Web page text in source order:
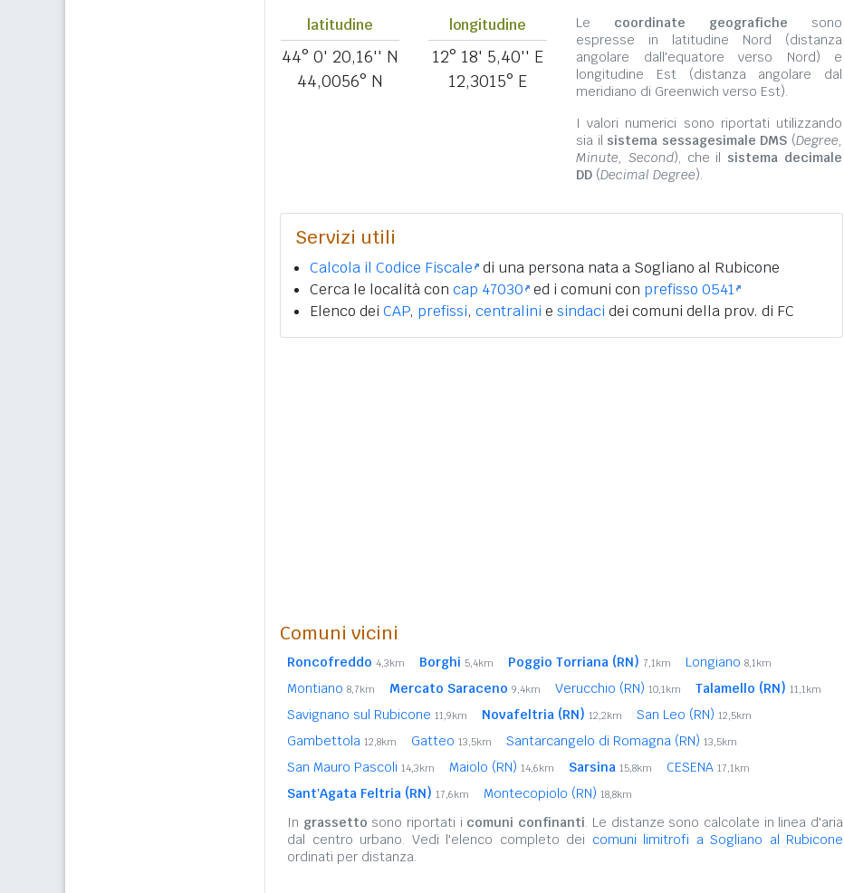
latitudine
44° 0' 20,16'' N
44,0056° N
longitudine
12° 18' 5,40'' E
12,3015° E
Le coordinate geografiche sono
espresse in latitudine Nord (distanza
angolare dall'equatore verso Nord) e
longitudine Est (distanza angolare dal
meridiano di Greenwich verso Est).
I valori numerici sono riportati utilizzando
sia il sistema sessagesimale DMS (Degree,
Minute, Second), che il sistema decimale
DD (Decimal Degree).
Servizi utili
Calcola il Codice Fiscale di una persona nata a Sogliano al Rubicone
Cerca le località con cap 47030 ed i comuni con prefisso 0541
Elenco dei CAP, prefissi, centralini e sindaci dei comuni della prov. di FC
Comuni vicini
Roncofreddo 4,3km Borghi 5,4km Poggio Torriana (RN) 7,1km Longiano 8,1km
Montiano 8,7km Mercato Saraceno 9,4km Verucchio (RN) 10,1km Talamello (RN) 11,1km
Savignano sul Rubicone 11,9km Novafeltria (RN) 12,2km San Leo (RN) 12,5km
Gambettola 12,8km Gatteo 13,5km Santarcangelo di Romagna (RN) 13,5km
San Mauro Pascoli 14,3km Maiolo (RN) 14,6km Sarsina 15,8km CESENA 17,1km
Sant'Agata Feltria (RN) 17,6km Montecopiolo (RN) 18,8km
In grassetto sono riportati i comuni confinanti. Le distanze sono calcolate in linea d'aria
dal centro urbano. Vedi l'elenco completo dei comuni limitrofi a Sogliano al Rubicone
ordinati per distanza.